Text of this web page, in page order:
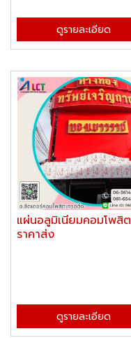
ดูรายละเอียด
แผ่นอลูมิเนียมคอมโพสิต
ราคาส่ง
ดูรายละเอียด